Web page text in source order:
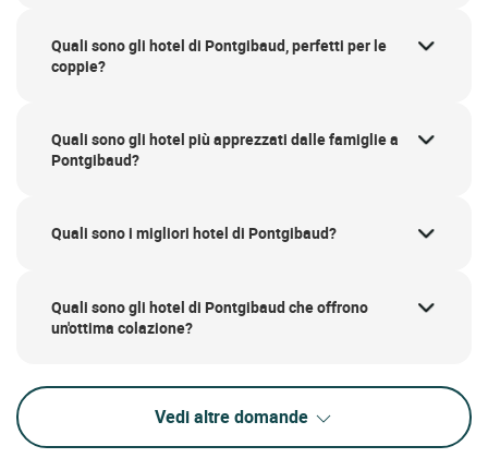
Quali sono gli hotel di Pontgibaud, perfetti per le
coppie?
Quali sono gli hotel più apprezzati dalle famiglie a
Pontgibaud?
Quali sono i migliori hotel di Pontgibaud?
Quali sono gli hotel di Pontgibaud che offrono
un'ottima colazione?
Vedi altre domande